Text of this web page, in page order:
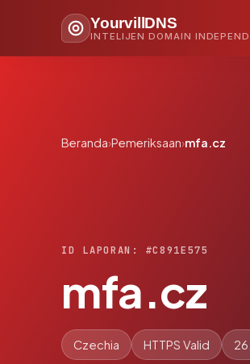
YourvillDNS
INTELIJEN DOMAIN
Beranda›Pemeriksaan›mfa.cz
ID LAPORAN: #C891E575
mfa.cz
Czechia HTTPS Valid